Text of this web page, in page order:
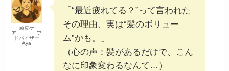
頭皮ケ
ア ア
ドバイザー
Aya
「“最近疲れてる？”って言われた
その理由、実は“髪のボリュー
ム”かも。」
（心の声：髪があるだけで、こん
なに印象変わるなんて…）